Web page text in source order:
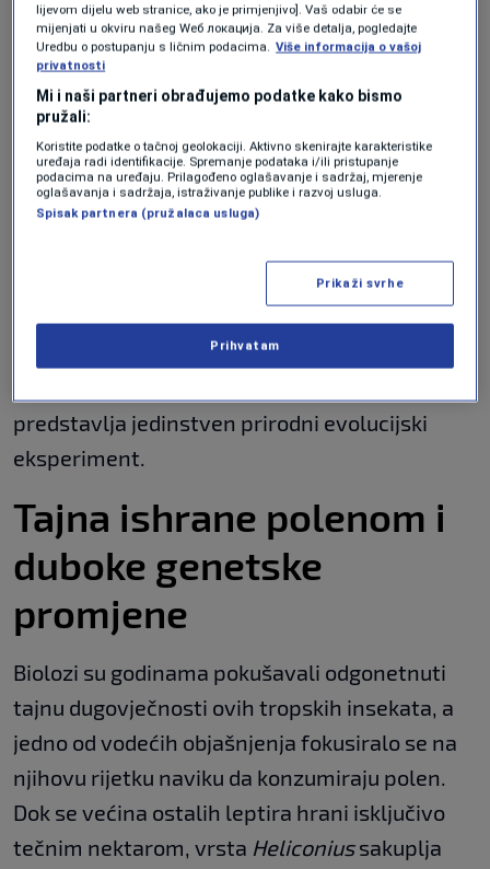
različite starosti. Rezultati su šokirali biologe:
stariji leptiri vrsteHeliconius hecalepokazali
su identičnu snagu i vitalnost kao i potpuno
mlade jedinke, bez ikakvih znakova fizičkog
propadanja.
Poređenja radi, vrstaHeliconius hewitsoni
U isto vrijeme, njihov bliski srodnikDione juno
u kontrolisanim uslovima živi u prosjeku tek 14
dana. Ova nevjerovatna razlika od 25 puta u
predstavlja jedinstven prirodni evolucijski
eksperiment.
Tajna ishrane polenom i
duboke genetske
promjene
Biolozi su godinama pokušavali odgonetnuti
tajnu dugovječnosti ovih tropskih insekata, a
jedno od vodećih objašnjenja fokusiralo se na
njihovu rijetku naviku da konzumiraju polen.
Dok se većina ostalih leptira hrani isključivo
tečnim nektarom, vrsta Heliconiussakuplja
lijevom dijelu web stranice, ako je primjenjivo]. Vaš odabir će se
mijenjati u okviru našeg Wеб локација. Za više detalja, pogledajte
Uredbu o postupanju s ličnim podacima. Više informacija o vašoj
privatnosti
Mi i naši partneri obrađujemo podatke kako bismo
pružali:
Koristite podatke o tačnoj geolokaciji. Aktivno skenirajte karakteristike
uređaja radi identifikacije. Spremanje podataka i/ili pristupanje
podacima na uređaju. Prilagođeno oglašavanje i sadržaj, mjerenje
oglašavanja i sadržaja, istraživanje publike i razvoj usluga.
Spisak partnera (pružalaca usluga)
Prikaži svrhe
Prihvatam